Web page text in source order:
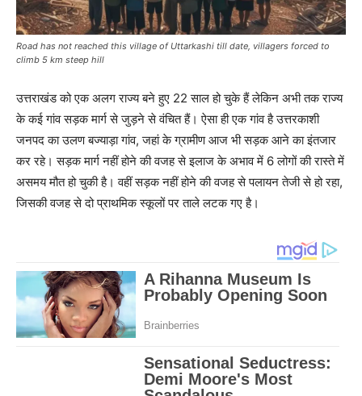
Road has not reached this village of Uttarkashi till date, villagers forced to
climb 5 km steep hill
उत्तराखंड को एक अलग राज्य बने हुए 22 साल हो चुके हैं लेकिन अभी तक राज्य
के कई गांव सड़क मार्ग से जुड़ने से वंचित हैं। ऐसा ही एक गांव है उत्तरकाशी
जनपद का उलण बज्याड़ा गांव, जहां के ग्रामीण आज भी सड़क आने का इंतजार
कर रहे। सड़क मार्ग नहीं होने की वजह से इलाज के अभाव में 6 लोगों की रास्ते में
असमय मौत हो चुकी है। वहीं सड़क नहीं होने की वजह से पलायन तेजी से हो रहा,
जिसकी वजह से दो प्राथमिक स्कूलों पर ताले लटक गए है।